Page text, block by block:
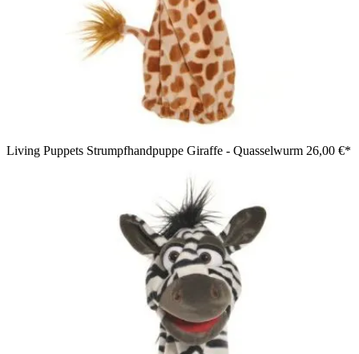
Living Puppets Strumpfhandpuppe Giraffe - Quasselwurm 26,00 €*